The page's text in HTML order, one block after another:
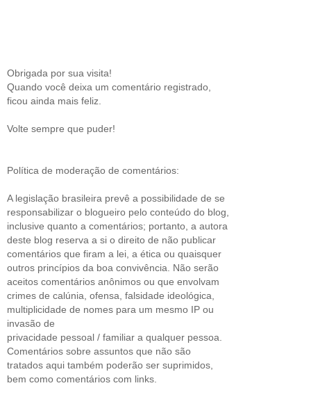
Obrigada por sua visita!
Quando você deixa um comentário registrado,
ficou ainda mais feliz.
Volte sempre que puder!
Política de moderação de comentários:
A legislação brasileira prevê a possibilidade de se
responsabilizar o blogueiro pelo conteúdo do blog,
inclusive quanto a comentários; portanto, a autora
deste blog reserva a si o direito de não publicar
comentários que firam a lei, a ética ou quaisquer
outros princípios da boa convivência. Não serão
aceitos comentários anônimos ou que envolvam
crimes de calúnia, ofensa, falsidade ideológica,
multiplicidade de nomes para um mesmo IP ou
invasão de
privacidade pessoal / familiar a qualquer pessoa.
Comentários sobre assuntos que não são
tratados aqui também poderão ser suprimidos,
bem como comentários com links.